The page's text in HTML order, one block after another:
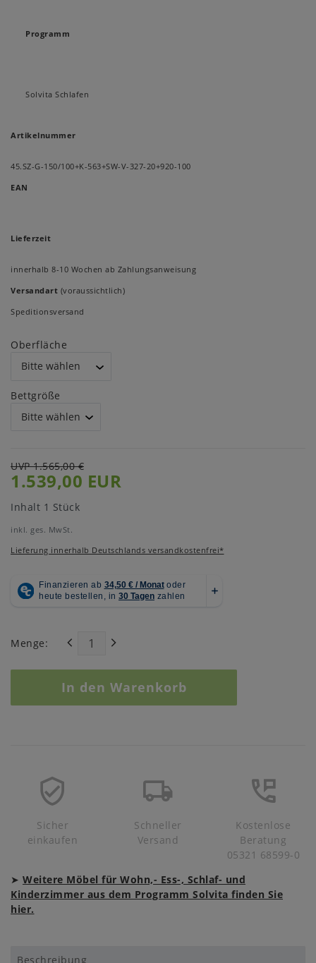
Programm
Solvita Schlafen
Artikelnummer
45.SZ-G-150/100+K-563+SW-V-327-20+920-100
EAN
Lieferzeit
innerhalb 8-10 Wochen ab Zahlungsanweisung
Versandart (voraussichtlich)
Speditionsversand
Oberfläche
Bettgröße
UVP 1.565,00 €
1.539,00 EUR
Inhalt 1 Stück
inkl. ges. MwSt.
Lieferung innerhalb Deutschlands versandkostenfrei*
Menge:
In den Warenkorb
Sicher
einkaufen
Schneller
Versand
Kostenlose
Beratung
05321 68599-0
➤ Weitere Möbel für Wohn,- Ess-, Schlaf- und
Kinderzimmer aus dem Programm Solvita finden Sie
hier.
Beschreibung